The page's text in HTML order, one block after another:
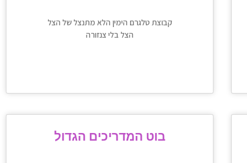
קבוצת טלגרם הימין הלא מתנצל של הצל
הצל בלי צנזורה
בוט המדריכים הגדול